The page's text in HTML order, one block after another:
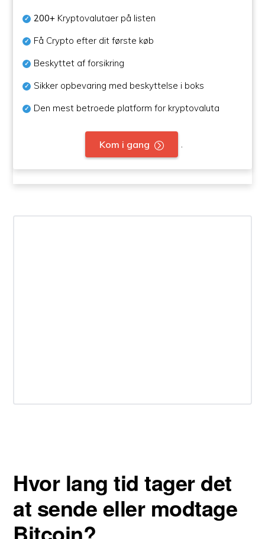
200+ Kryptovalutaer på listen
Få Crypto efter dit første køb
Beskyttet af forsikring
Sikker opbevaring med beskyttelse i boks
Den mest betroede platform for kryptovaluta
Kom i gang .
Hvor lang tid tager det
at sende eller modtage